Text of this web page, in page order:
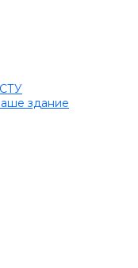
здание